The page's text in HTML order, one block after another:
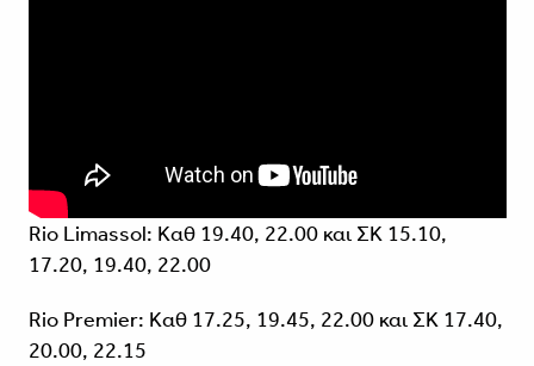
Rio Limassol: Καθ 19.40, 22.00 και ΣΚ 15.10,
17.20, 19.40, 22.00
Rio Premier: Καθ 17.25, 19.45, 22.00 και ΣΚ 17.40,
20.00, 22.15